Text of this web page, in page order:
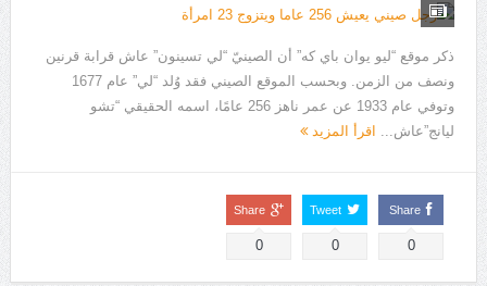
ذكر موقع “ليو يوان باي كه” أن الصينيّ “لي تسينون” عاش قرابة قرنين
ونصف من الزمن. وبحسب الموقع الصيني فقد وُلد “لي” عام 1677
وتوفي عام 1933 عن عمر ناهز 256 عامًا، اسمه الحقيقي “تشو
ليانج”عاش...
اقرأ المزيد
Share
0
Tweet
0
Share
0